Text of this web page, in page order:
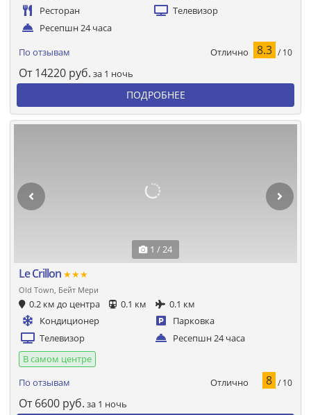
Ресторан
Телевизор
Ресепшн 24 часа
По отзывам Отлично 8.3 / 10
От 14220 руб. за 1 ночь
ПОДРОБНЕЕ
1 / 24
Le Crillon ★★★
Old Town, Бейт Мери
0.2 км до центра 0.1 км
0.1 км
Кондиционер
Парковка
Телевизор
Ресепшн 24 часа
В самом центре
По отзывам
Отлично 8 / 10
От 6600 руб. за 1 ночь